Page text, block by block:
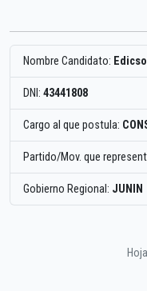
Nombre Candidato:
DNI: 43441808
Cargo al que postula:
Partido/Mov. que
Gobierno Regional: JUNIN